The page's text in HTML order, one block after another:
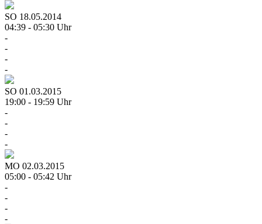
SO 18.05.2014
04:39 - 05:30 Uhr
-
-
-
-
SO 01.03.2015
19:00 - 19:59 Uhr
-
-
-
-
MO 02.03.2015
05:00 - 05:42 Uhr
-
-
-
-